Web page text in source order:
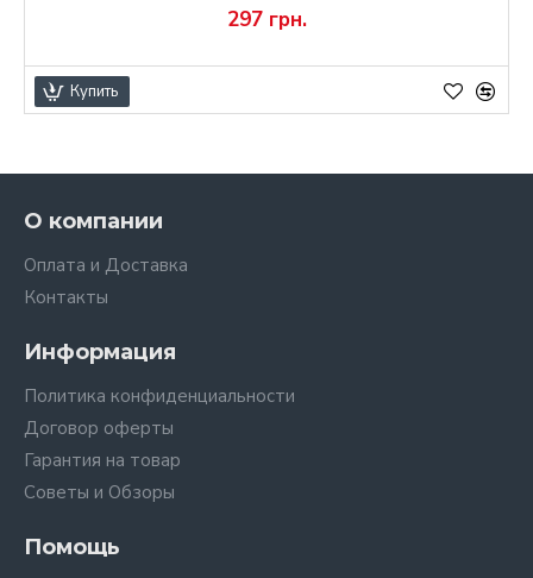
297 грн.
Купить
О компании
Оплата и Доставка
Контакты
Информация
Политика конфиденциальности
Договор оферты
Гарантия на товар
Советы и Обзоры
Помощь